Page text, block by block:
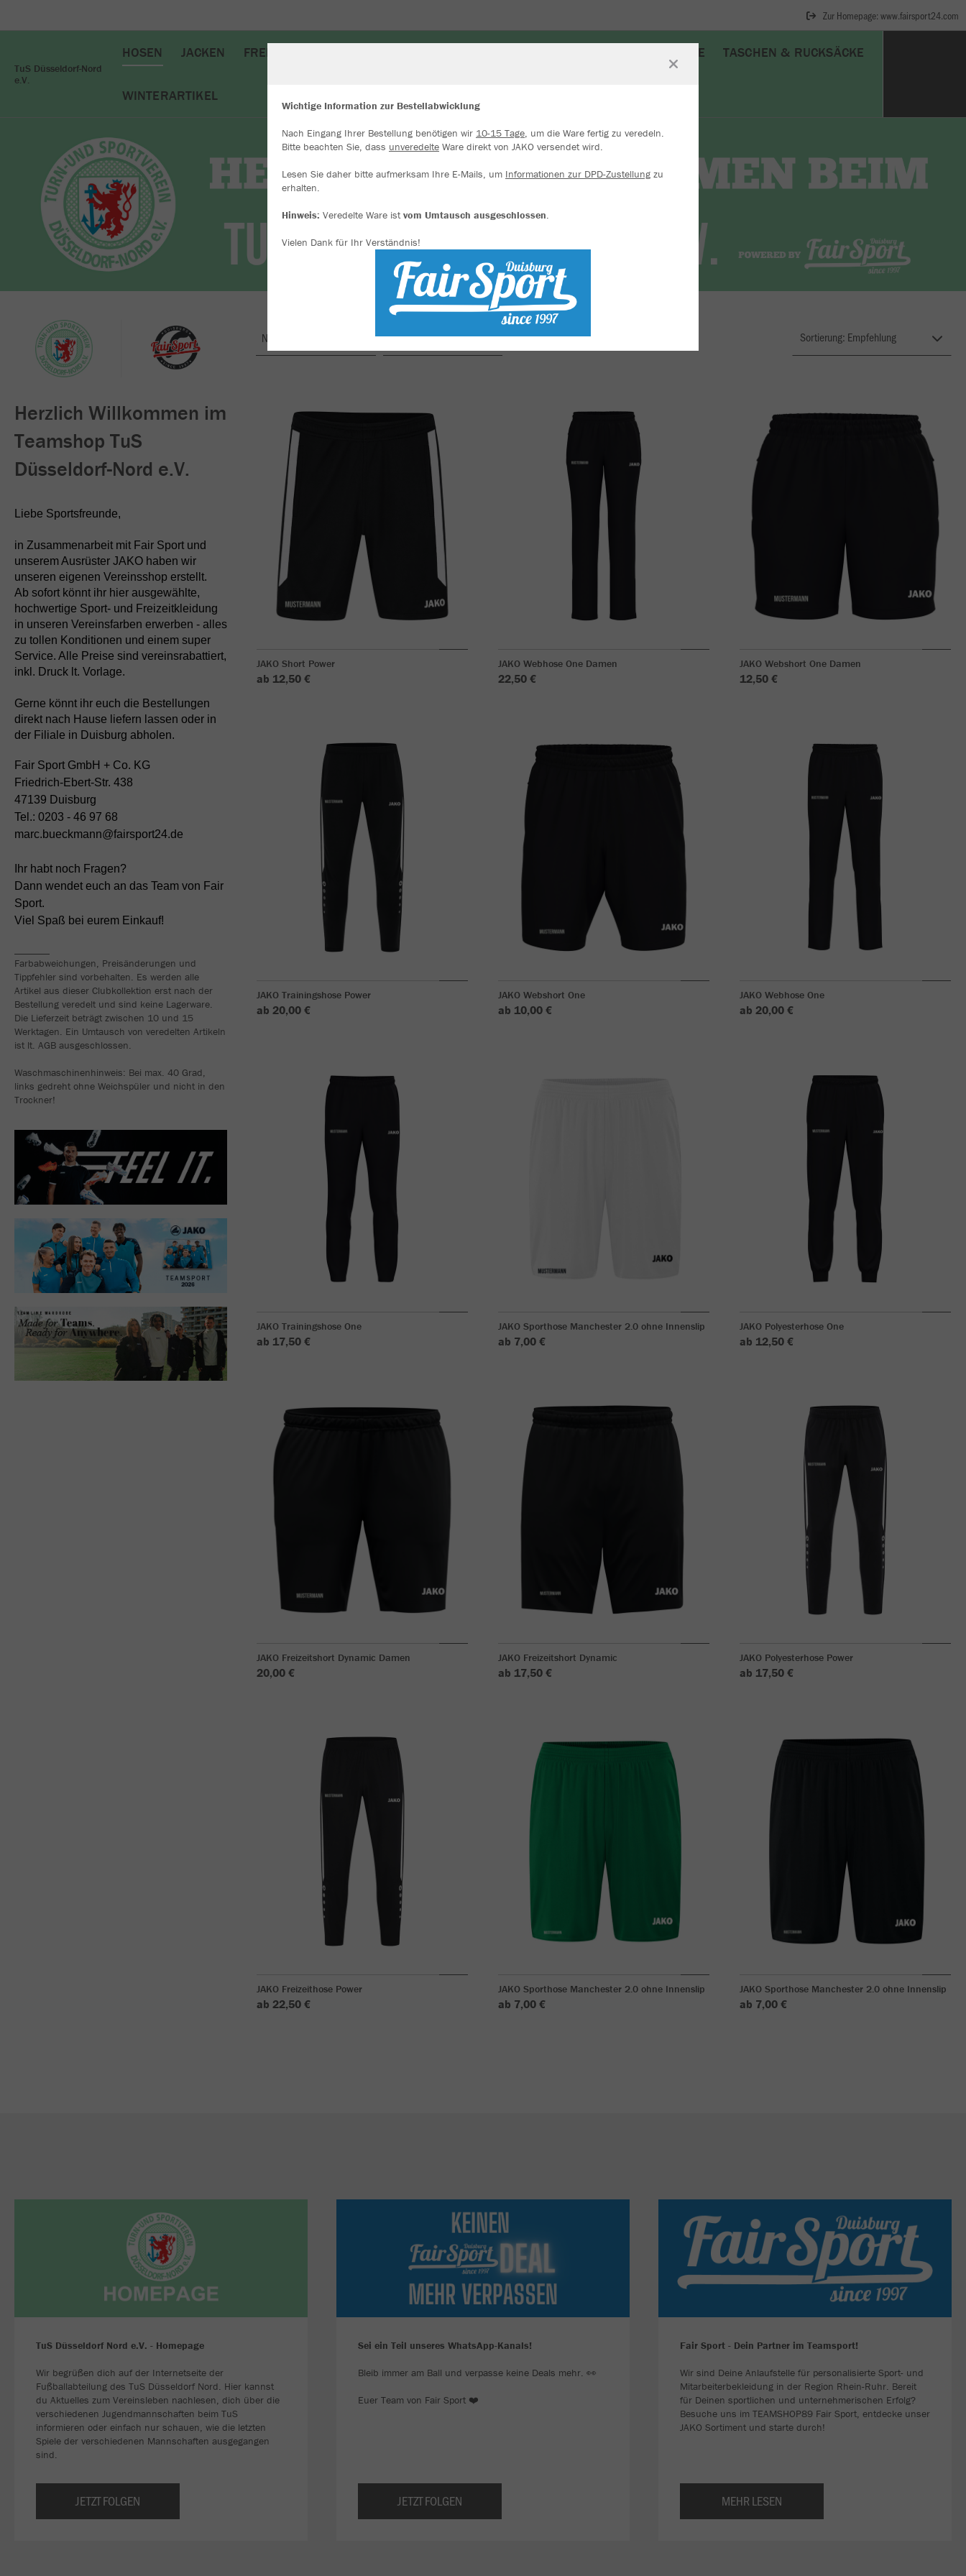
Zur Homepage: www.fairsport24.com
TuS Düsseldorf-Nord
e.V.
HOSEN JACKEN FREIZEIT SCHUHE TASCHEN & RUCKSÄCKE
WINTERARTIKEL
Herzlich Willkommen im
Teamshop TuS
Düsseldorf-Nord e.V.
Liebe Sportsfreunde,
in Zusammenarbeit mit Fair Sport und
unserem Ausrüster JAKO haben wir
unseren eigenen Vereinsshop erstellt.
Ab sofort könnt ihr hier ausgewählte,
hochwertige Sport- und Freizeitkleidung
in unseren Vereinsfarben erwerben - alles
zu tollen Konditionen und einem super
Service. Alle Preise sind vereinsrabattiert,
inkl. Druck lt. Vorlage.
Gerne könnt ihr euch die Bestellungen
direkt nach Hause liefern lassen oder in
der Filiale in Duisburg abholen.
Fair Sport GmbH + Co. KG
Friedrich-Ebert-Str. 438
47139 Duisburg
Tel.: 0203 - 46 97 68
marc.bueckmann@fairsport24.de
Ihr habt noch Fragen?
Dann wendet euch an das Team von Fair
Sport.
Viel Spaß bei eurem Einkauf!
Farbabweichungen, Preisänderungen und
Tippfehler sind vorbehalten. Es werden alle
Artikel aus dieser Clubkollektion erst nach der
Bestellung veredelt und sind keine Lagerware.
Die Lieferzeit beträgt zwischen 10 und 15
Werktagen. Ein Umtausch von veredelten Artikeln
ist lt. AGB ausgeschlossen.
Waschmaschinenhinweis: Bei max. 40 Grad,
links gedreht ohne Weichspüler und nicht in den
Trockner!
Nachhaltig Farbe
JAKO Short Power
ab 12,50 €
JAKO Webhose One Damen
22,50 €
JAKO Webshort One Damen
12,50 €
JAKO Trainingshose Power
ab 20,00 €
JAKO Webshort One
ab 10,00 €
JAKO Webhose One
ab 20,00 €
JAKO Trainingshose One
ab 17,50 €
JAKO Sporthose Manchester 2.0 ohne Innenslip
ab 7,00 €
JAKO Polyesterhose One
ab 12,50 €
JAKO Freizeitshort Dynamic Damen
20,00 €
JAKO Freizeitshort Dynamic
ab 17,50 €
JAKO Polyesterhose Power
ab 17,50 €
JAKO Freizeithose Power
ab 22,50 €
JAKO Sporthose Manchester 2.0 ohne Innenslip
ab 7,00 €
JAKO Sporthose Manchester 2.0 ohne Innenslip
ab 7,00 €
TuS Düsseldorf Nord e.V. - Homepage
Wir begrüßen dich auf der Internetseite der
Fußballabteilung des TuS Düsseldorf Nord. Hier kannst
du Aktuelles zum Vereinsleben nachlesen, dich über die
verschiedenen Jugendmannschaften beim TuS
informieren oder einfach nur schauen, wie die letzten
Spiele der verschiedenen Mannschaften ausgegangen
sind.
JETZT FOLGEN
Sei ein Teil unseres WhatsApp-Kanals!
Bleib immer am Ball und verpasse keine Deals mehr. 👀
Euer Team von Fair Sport ❤️
JETZT FOLGEN
Fair Sport - Dein Partner im Teamsport!
Wir sind Deine Anlaufstelle für personalisierte Sport- und
Mitarbeiterbekleidung in der Region Rhein-Ruhr. Bereit
für Deinen sportlichen und unternehmerischen Erfolg?
Besuche uns im TEAMSHOP89 Fair Sport, entdecke unser
JAKO Sortiment und starte durch!
MEHR LESEN
Wichtige Information zur Bestellabwicklung
Nach Eingang Ihrer Bestellung benötigen wir 10-15 Tage, um die Ware fertig zu veredeln.
Bitte beachten Sie, dass unveredelte Ware direkt von JAKO versendet wird.
Lesen Sie daher bitte aufmerksam Ihre E-Mails, um Informationen zur DPD-Zustellung zu
erhalten.
Hinweis: Veredelte Ware istvom Umtausch ausgeschlossen.
Vielen Dank für Ihr Verständnis!
Wir verwenden Cookies
Durch die Analyse der Besucherdaten können wir dir personalisierte Inhalte
Cookies findest Du in den Einstellungen.
mehr Infos
Datenschutz Impressum